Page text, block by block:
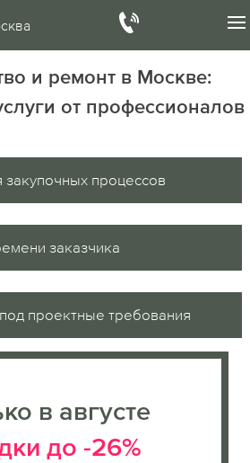
и ремонт в Москве:
от профессионалов
закупочных процессов
заказчика
проектные требования
в августе
до -26%